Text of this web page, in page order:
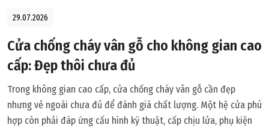
29.07.2026
Cửa chống cháy vân gỗ cho không gian cao
cấp: Đẹp thôi chưa đủ
Trong không gian cao cấp, cửa chống cháy vân gỗ cần đẹp
nhưng vẻ ngoài chưa đủ để đánh giá chất lượng. Một hệ cửa phù
hợp còn phải đáp ứng cấu hình kỹ thuật, cấp chịu lửa, phụ kiện